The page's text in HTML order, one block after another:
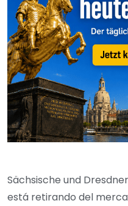
Sächsische und
está retirando del